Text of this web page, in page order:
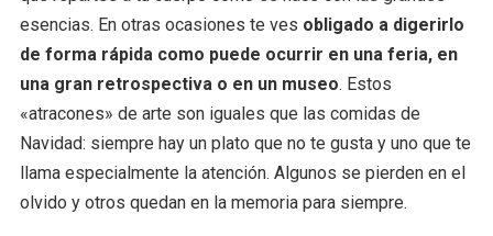
esencias. En otras ocasiones te ves obligado a digerirlo
de forma rápida como puede ocurrir en una feria, en
una gran retrospectiva o en un museo. Estos
«atracones» de arte son iguales que las comidas de
Navidad: siempre hay un plato que no te gusta y uno que te
llama especialmente la atención. Algunos se pierden en el
olvido y otros quedan en la memoria para siempre.